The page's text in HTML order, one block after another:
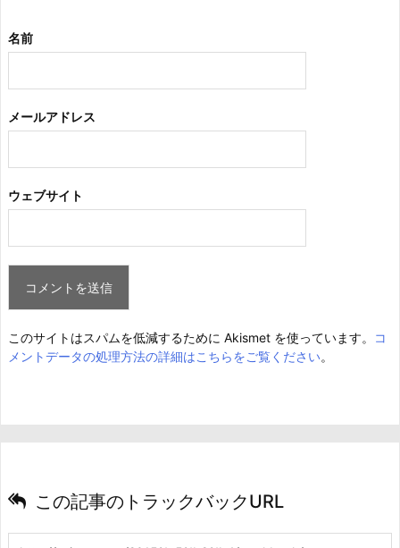
名前
メールアドレス
ウェブサイト
このサイトはスパムを低減するために Akismet を使っています。
コ
メントデータの処理方法の詳細はこちらをご覧ください。
この記事のトラックバックURL